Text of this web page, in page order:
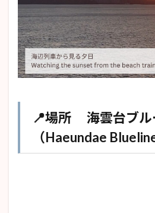
📍場所 海雲台ブル
（Haeundae